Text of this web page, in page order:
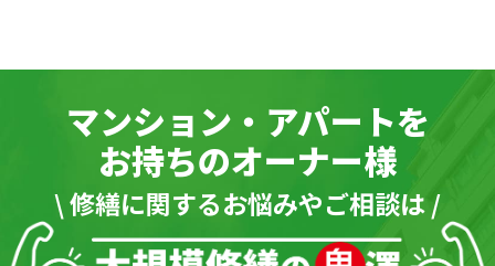
マンション・アパートを
お持ちのオーナー様
\ 修繕に関するお悩みやご相談は /